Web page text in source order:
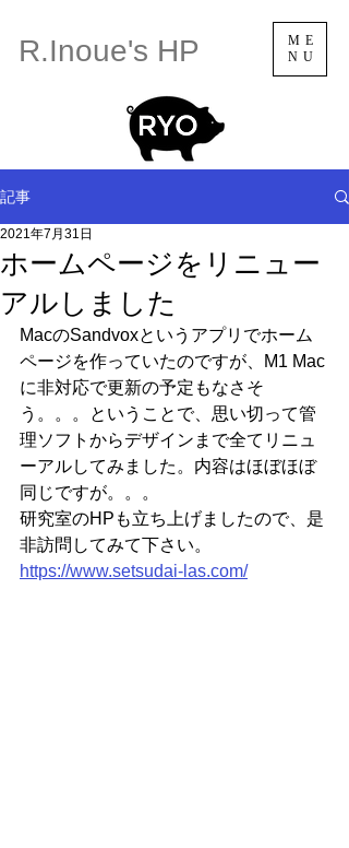
R.Inoue's HP
ME
NU
記事
ホームページをリニュー
アルしました
2021年7月31日
MacのSandvoxというアプリでホーム
ページを作っていたのですが、M1 Mac
に非対応で更新の予定もなさそ
う。。。ということで、思い切って管
理ソフトからデザインまで全てリニュ
ーアルしてみました。内容はほぼほぼ
同じですが。。。
研究室のHPも立ち上げましたので、是
非訪問してみて下さい。
https://www.setsudai-las.com/